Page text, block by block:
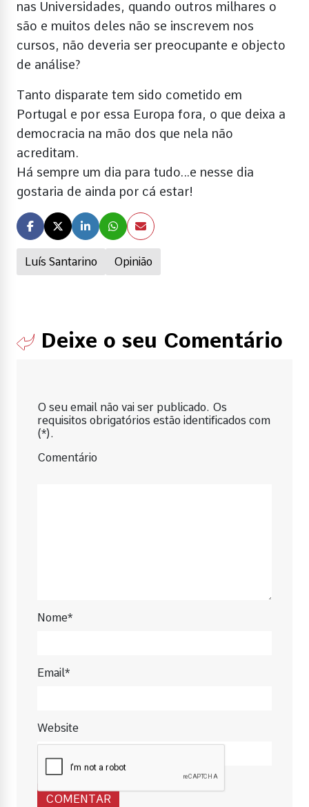
Luís Santarino Opinião
nas Universidades, quando outros milhares o
são e muitos deles não se inscrevem nos
cursos, não deveria ser preocupante e objecto
de análise?
Tanto disparate tem sido cometido em
Portugal e por essa Europa fora, o que deixa a
democracia na mão dos que nela não
acreditam.
Há sempre um dia para tudo…e nesse dia
gostaria de ainda por cá estar!
Deixe o seu Comentário
O seu email não vai ser publicado. Os
requisitos obrigatórios estão identificados com
(*).
Comentário
Nome*
Email*
Website